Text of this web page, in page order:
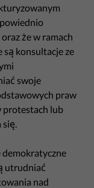
że w ramach
są konsultacje ze
swoje
praw
protestach lub
się.
demokratyczne
utrudniać
nad